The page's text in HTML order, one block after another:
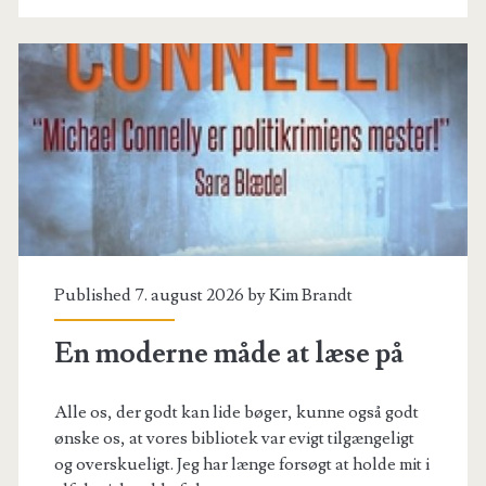
Published 7. august 2026 byKim Brandt
En moderne måde at læse på
Alle os, der godt kan lide bøger, kunne også godt
ønske os, at vores bibliotek var evigt tilgængeligt
og overskueligt. Jeg har længe forsøgt at holde mit i